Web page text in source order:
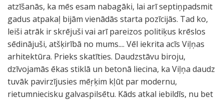
atzīšanās, ka mēs esam nabagāki, lai arī septiņpadsmit
gadus atpakaļ bijām vienādās starta pozīcijās. Tad ko,
leiši atrāk ir skrējuši vai arī pareizos politiķus krēslos
sēdinājuši, atšķirībā no mums.... Vēl iekrita acīs Viļņas
arhitektūra. Prieks skatīties. Daudzstāvu biroju,
dzīvojamās ēkas stiklā un betonā liecina, ka Viļņa daudz
tuvāk pavirzījusies mēŗķim kļūt par modernu,
rietumniecisku galvaspilsētu. Kāds atkal iebildīs, nu bet